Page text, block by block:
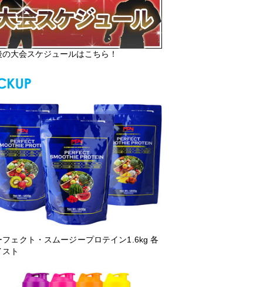
の大会スケジュールはこちら！
フェクト・スムージープロテイン1.6kg 各
ト